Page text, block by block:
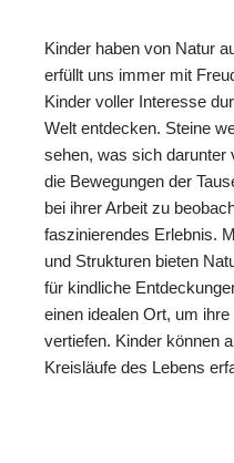
Kinder haben von Natur
erfüllt uns immer mit
Kinder voller Interesse
Welt entdecken. Steine
sehen, was sich darunter
die Bewegungen der
bei ihrer Arbeit zu
faszinierendes Erlebnis.
und Strukturen bieten
für kindliche
einen idealen Ort, um
vertiefen. Kinder können
Kreisläufe des Lebens